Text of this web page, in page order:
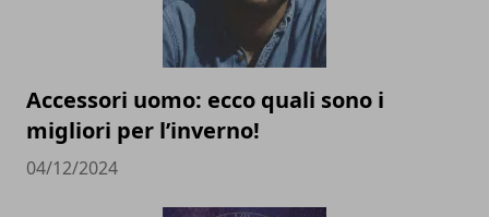
Accessori uomo: ecco quali sono i
migliori per l’inverno!
04/12/2024